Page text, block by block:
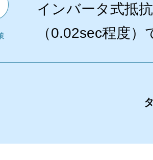
インバータ式抵
（0.02sec程度）